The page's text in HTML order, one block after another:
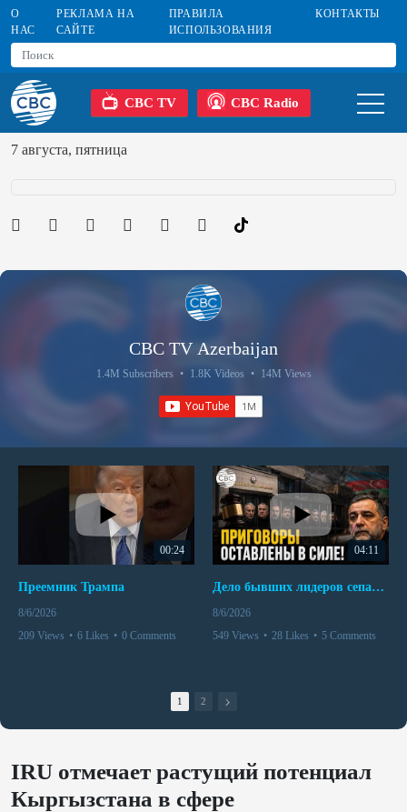
О
НАС
РЕКЛАМА НА
САЙТЕ
ПРАВИЛА
ИСПОЛЬЗОВАНИЯ
КОНТАКТЫ
CBC TV CBC Radio
7 августа, пятница
CBC TV Azerbaijan
1.4M Subscribers • 1.8K Videos • 14M Views
00:24
Преемник Трампа
8/6/2026
209 Views • 6 Likes • 0 Comments
04:11
Дело бывших лидеров сепаратистского режима в Карабахе
8/6/2026
549 Views • 28 Likes • 5 Comments
1 2
IRU отмечает растущий потенциал
Кыргызстана в сфере